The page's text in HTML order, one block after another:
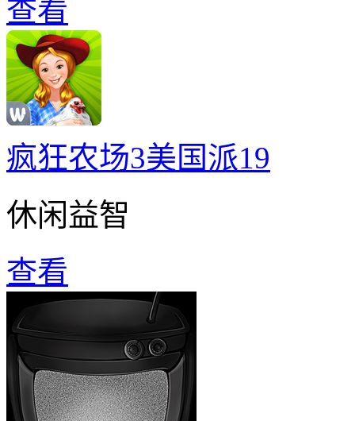
查看
疯狂农场3美国派19
休闲益智
查看